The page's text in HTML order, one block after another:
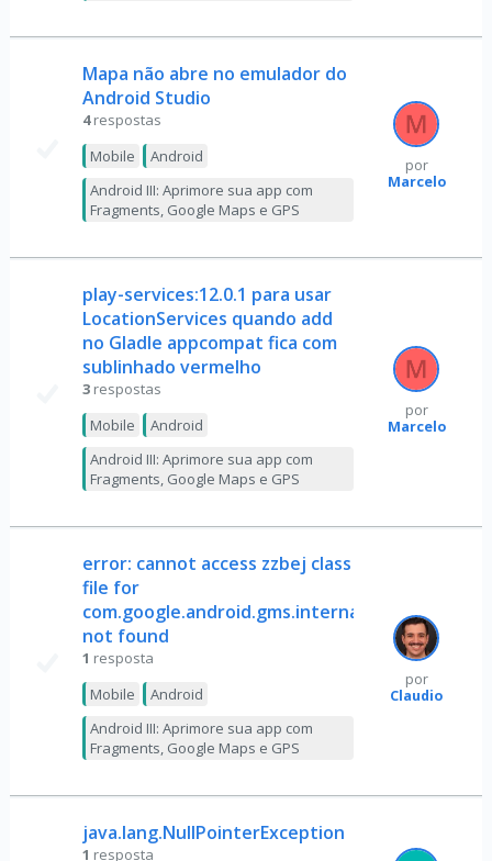
Mapa não abre no emulador do
Android Studio
4 respostas
Mobile
Android
Android III: Aprimore sua app com
Fragments, Google Maps e GPS
por
Marcelo
play-services:12.0.1 para usar
LocationServices quando add
no Gladle appcompat fica com
sublinhado vermelho
3 respostas
Mobile
Android
Android III: Aprimore sua app com
Fragments, Google Maps e GPS
por
Marcelo
error: cannot access zzbej class
file for
com.google.android.gms.internal.zzbej
not found
1 resposta
Mobile
Android
Android III: Aprimore sua app com
Fragments, Google Maps e GPS
por
Claudio
java.lang.NullPointerException
1 resposta